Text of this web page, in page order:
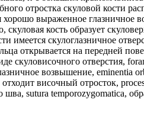
отростка скуловой кости
хорошо выраженное глазничное
скуловая кость образует
имеется скулоглазничное
открывается на передней
скуловисочного отверстия,
возвышение, eminentia
височный отросток,
sutura temporozygomatica,